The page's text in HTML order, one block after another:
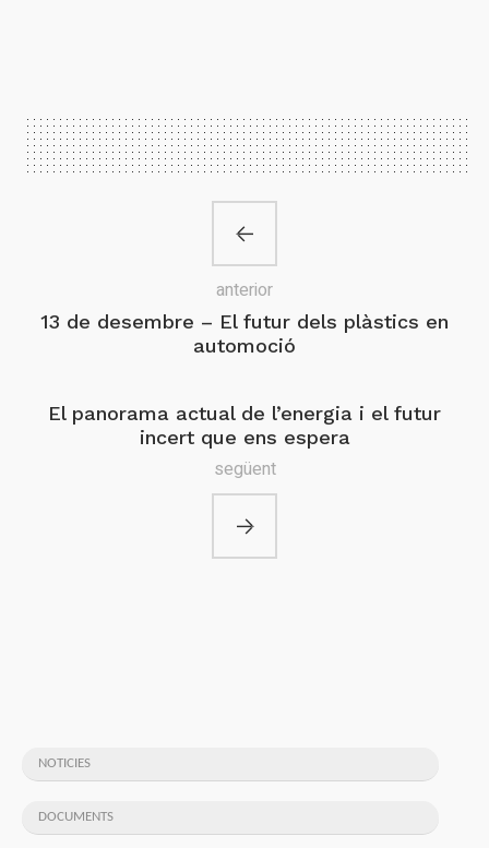
13 de desembre – El futur dels plàstics en
automoció
anterior
El panorama actual de l’energia i el futur
incert que ens espera
següent
NOTICIES
DOCUMENTS